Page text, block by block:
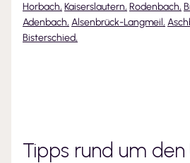
Horbach, Kaiserslautern, Rodenbach,
Adenbach, Alsenbrück-Langmeil,
Bisterschied,
Tipps rund um